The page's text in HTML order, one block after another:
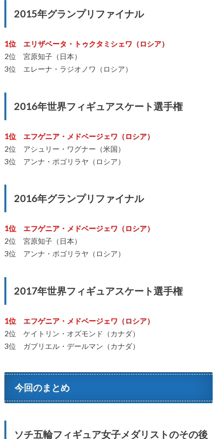
2015年グランプリファイナル
1位 エリザベータ・トゥクタミシェワ（ロシア）
2位 宮原知子（日本）
3位 エレーナ・ラジオノワ（ロシア）
2016年世界フィギュアスケート選手権
1位 エフゲニア・メドベージェワ（ロシア）
2位 アシュリー・ワグナー（米国）
3位 アンナ・ポゴリラヤ（ロシア）
2016年グランプリファイナル
1位 エフゲニア・メドベージェワ（ロシア）
2位 宮原知子（日本）
3位 アンナ・ポゴリラヤ（ロシア）
2017年世界フィギュアスケート選手権
1位 エフゲニア・メドベージェワ（ロシア）
2位 ケイトリン・オズモンド（カナダ）
3位 ガブリエル・デールマン（カナダ）
今回のまとめ
ソチ五輪フィギュア女子メダリストのその後